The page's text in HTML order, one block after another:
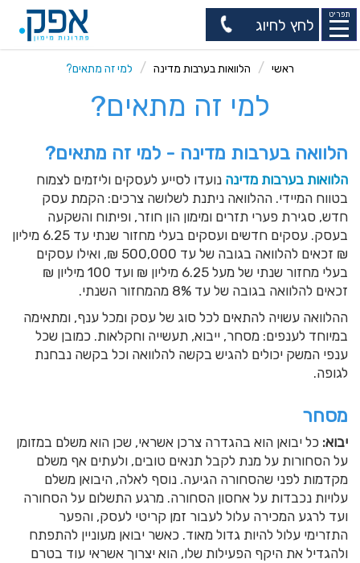
תפריט
לחץ לחיוג
ראשי הלוואות בערבות מדינה למי זה מתאים?
למי זה מתאים?
הלוואה בערבות מדינה - למי זה מתאים?
הלוואות בערבות מדינה נועדו לסייע לעסקים וליזמים לצמוח
בטווח המיידי. ההלוואה ניתנת לשלושה צרכים: הקמת עסק
חדש, סגירת פערי תזרים ומימון הון חוזר, ופיתוח והשקעה
בעסק. עסקים חדשים ועסקים בעלי מחזור שנתי עד 6.25 מיליון
₪ זכאים להלוואה בגובה של עד 500,000 ₪, ואילו עסקים
בעלי מחזור שנתי של מעל 6.25 מיליון ₪ ועד 100 מיליון ₪
זכאים להלוואה בגובה של עד 8% מהמחזור השנתי.
ההלוואה עשויה להתאים לכל סוג של עסק ומכל ענף, ומתאימה
במיוחד לענפים: מסחר, ייבוא, תעשייה וחקלאות. כמובן שכל
ענפי המשק יכולים להגיש בקשה להלוואה וכל בקשה נבחנת
לגופה.
מסחר
יבוא: כל יבואן הוא בהגדרה צרכן אשראי, שכן הוא משלם במזומן
על הסחורות על מנת לקבל תנאים טובים, ולעתים אף משלם
מקדמות לפני שהסחורה הגיעה. נוסף לאלה, היבואן משלם
עלויות נכבדות על אחסון הסחורה. מרגע התשלום על הסחורה
ועד לרגע המכירה עלול לעבור זמן קריטי לעסק, והפער
התזרימי עלול להיות גדול מאוד. כאשר יבואן מעוניין להתפתח
ולהגדיל את היקף הפעילות שלו, הוא יצרוך אשראי עוד בטרם